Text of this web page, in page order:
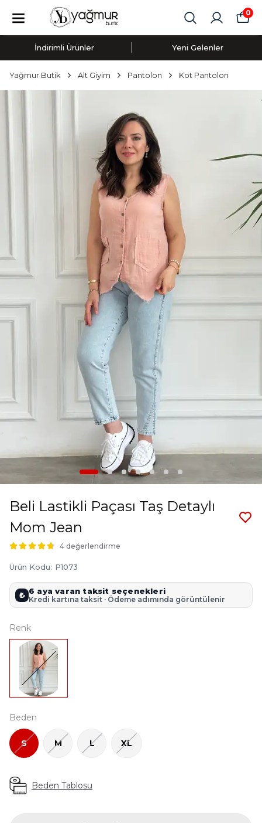
0
İndirimli Ürünler Yeni Gelenler
Yağmur Butik Alt Giyim Pantolon Kot Pantolon
Beli Lastikli Paçası Taş Detaylı
Mom Jean
4 değerlendirme
Ürün Kodu: P1073
₺ 6 aya varan taksit seçenekleri
Kredi kartına taksit · Ödeme adımında görüntülenir
Renk
Beden
S M L XL
Beden Tablosu